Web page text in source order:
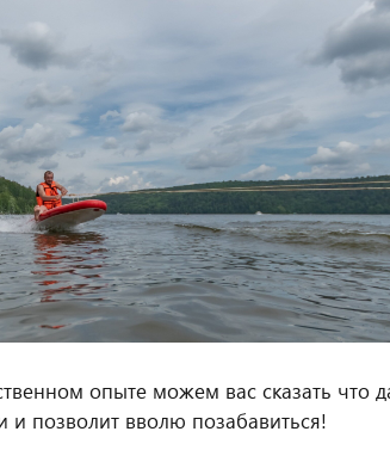
опыте можем вас сказать что
и позволит вволю позабавиться!